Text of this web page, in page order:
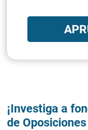
¡Investiga a
de